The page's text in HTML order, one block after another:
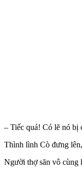
– Tiếc quá! Có lẽ nó bị
Thình lình Cò đưng
Người thợ săn vô cùng